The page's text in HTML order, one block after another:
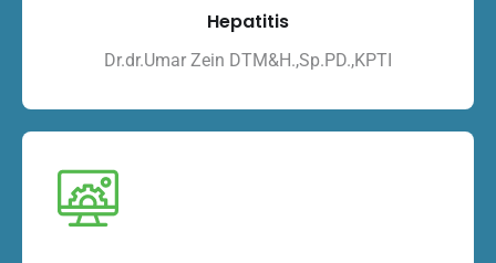
Hepatitis
Dr.dr.Umar Zein DTM&H.,Sp.PD.,KPTI